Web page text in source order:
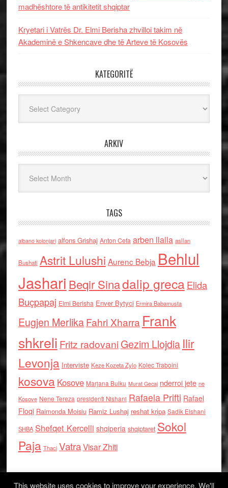
madhështore të antikitetit shqiptar
Kryetari i Vatrës Dr. Elmi Berisha zhvilloi takim në
Akademinë e Shkencave dhe të Arteve të Kosovës
KATEGORITË
ARKIV
TAGS
albano kolonjari alfons Grishaj Anton Cefa arben llalla asllan
Bushati Astrit Lulushi Aurenc Bebja Behlul
Jashari Beqir Sinadalip grecaElida
Buçpapaj Elmi Berisha Enver Bytyci Ermira Babamusta
Eugjen MerlikaFahri Xharra Frank
shkreli Fritz radovaniGezim Llojdia Ilir
Levonja Interviste Keze Kozeta Zylo Kolec Traboini
kosova Kosove Marjana Bulku Murat Gecaj nderroi jete ne
Kosove Nene Tereza presidenti Nishani Rafaela Prifti Rafael
Floqi Raimonda Moisiu Ramiz Lushaj reshat kripa Sadik Elshani
SHBA Shefqet Kercelli shqiperia shqiptaret Sokol
Paja Thaci VatraVisar Zhiti
This website uses cookies to improve your experience. We'll